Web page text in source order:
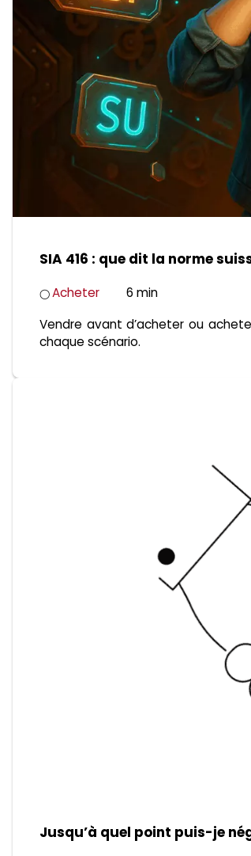
SIA 416 : que dit la norme
◯Acheter
6 min
Vendre avant d’acheter ou
chaque scénario.
Jusqu’à quel point puis-je